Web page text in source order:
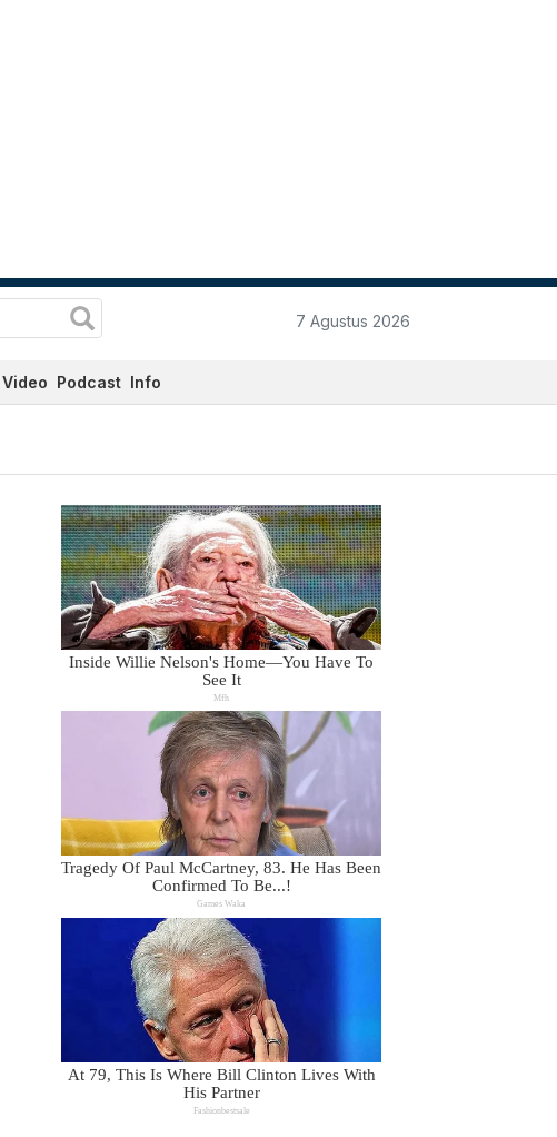
7 Agustus 2026
Video Podcast Info